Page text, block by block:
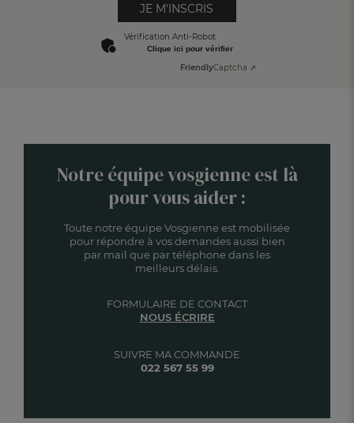
JE M'INSCRIS
Vérification Anti-Robot
Clique ici pour vérifier
FriendlyCaptcha ⇗
Notre équipe vosgienne est là
pour vous aider :
Toute notre équipe Vosgienne est mobilisée
pour répondre à vos demandes aussi bien
par mail que par téléphone dans les
meilleurs délais.
SUIVRE MA COMMANDE
022 567 55 99
FORMULAIRE DE CONTACT
NOUS ÉCRIRE